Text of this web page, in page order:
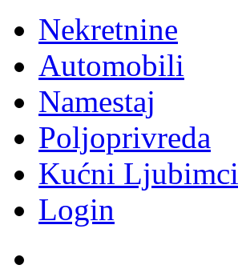
Nekretnine
Automobili
Namestaj
Poljoprivreda
Kućni Ljubimci
Login